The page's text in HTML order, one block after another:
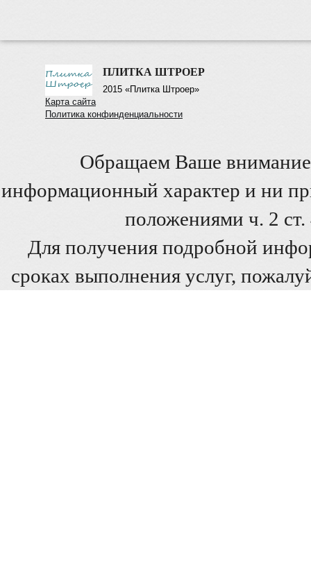
ПЛИТКА ШТРОЕР
2015 «Плитка Штроер»
Карта сайта
Политика конфинденциальности
Обращаем Ваше внимание
информационный характер и ни
положениями ч. 2
Для получения подробной
сроках выполнения услуг,